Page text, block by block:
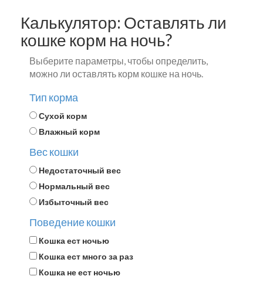
Калькулятор: Оставлять ли
кошке корм на ночь?
Выберите параметры, чтобы определить,
можно ли оставлять корм кошке на ночь.
Тип корма
Сухой корм
Влажный корм
Вес кошки
Недостаточный вес
Нормальный вес
Избыточный вес
Поведение кошки
Кошка ест ночью
Кошка ест много за раз
Кошка не ест ночью